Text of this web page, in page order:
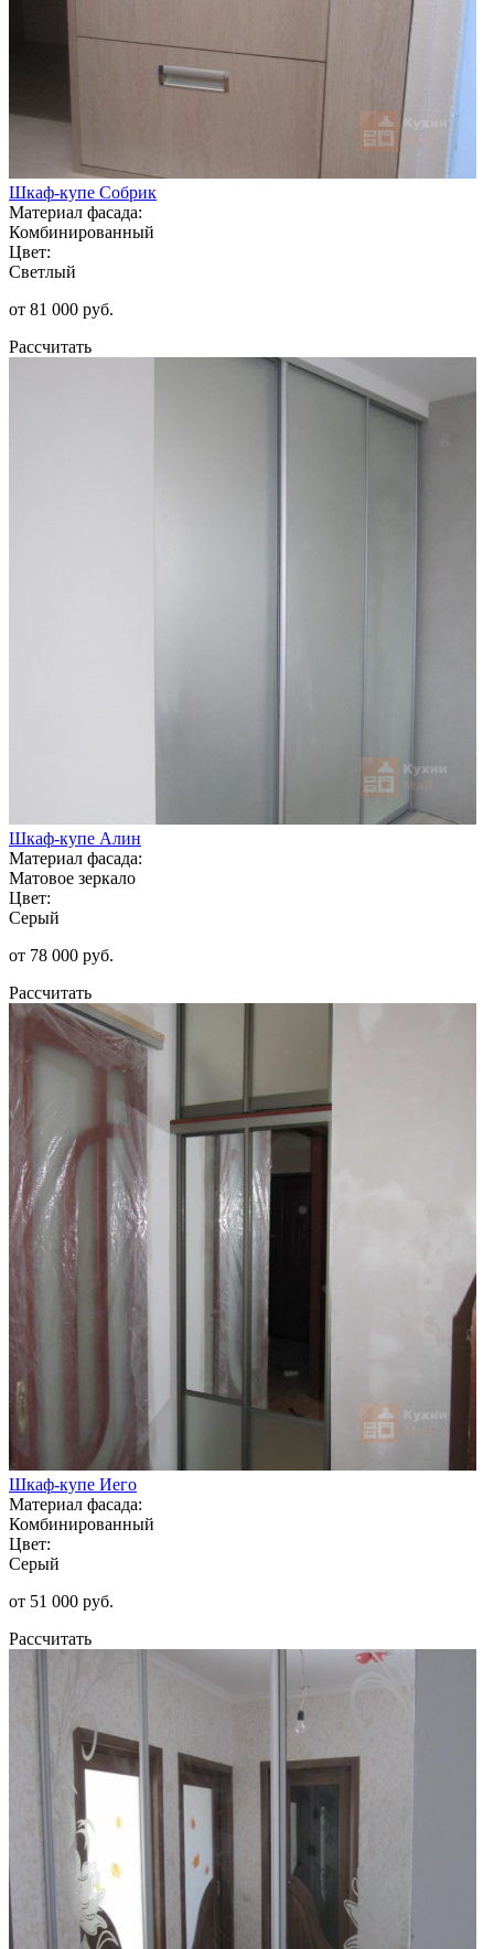
Шкаф-купе Собрик
Материал фасада:
Комбинированный
Цвет:
Светлый
от 81 000 руб.
Рассчитать
Шкаф-купе Алин
Материал фасада:
Матовое зеркало
Цвет:
Серый
от 78 000 руб.
Рассчитать
Шкаф-купе Иего
Материал фасада:
Комбинированный
Цвет:
Серый
от 51 000 руб.
Рассчитать